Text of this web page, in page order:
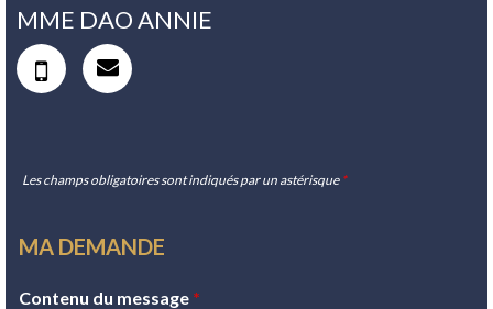
MME DAO ANNIE
Les champs obligatoires sont indiqués par un astérisque *
MA DEMANDE
Contenu du message *